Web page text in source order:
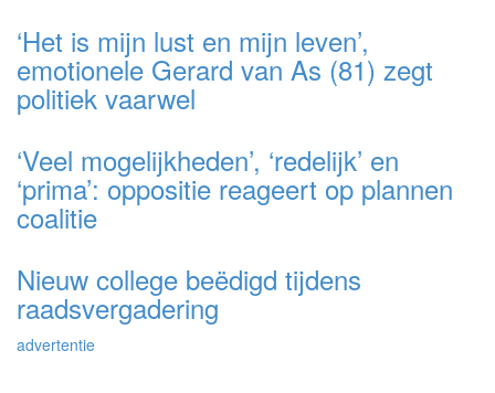
‘Het is mijn lust en mijn leven’,
emotionele Gerard van As (81) zegt
politiek vaarwel
‘Veel mogelijkheden’, ‘redelijk’ en
‘prima’: oppositie reageert op plannen
coalitie
Nieuw college beëdigd tijdens
raadsvergadering
advertentie